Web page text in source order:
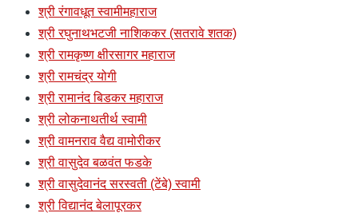
श्री रंगावधूत स्वामीमहाराज
श्री रघुनाथभटजी नाशिककर (सतरावे शतक)
श्री रामकृष्ण क्षीरसागर महाराज
श्री रामचंद्र योगी
श्री रामानंद बिडकर महाराज
श्री लोकनाथतीर्थ स्वामी
श्री वामनराव वैद्य वामोरीकर
श्री वासुदेव बळवंत फडके
श्री वासुदेवानंद सरस्वती (टेंबे) स्वामी
श्री विद्यानंद बेलापूरकर